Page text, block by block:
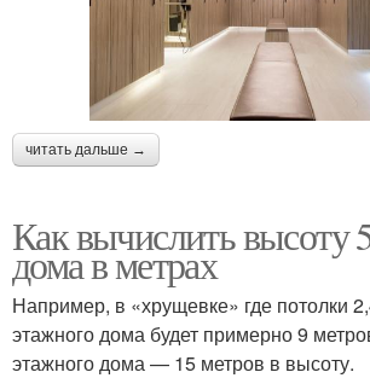
читать дальше →
Как вычислить высоту
дома в метрах
Например, в «хрущевке» где потолки
этажного дома будет примерно 9
этажного дома — 15 метров в высоту.